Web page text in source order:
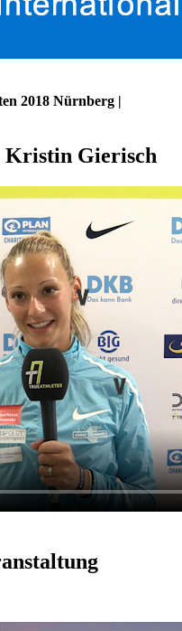
2018 Nürnberg |
Kristin Gierisch